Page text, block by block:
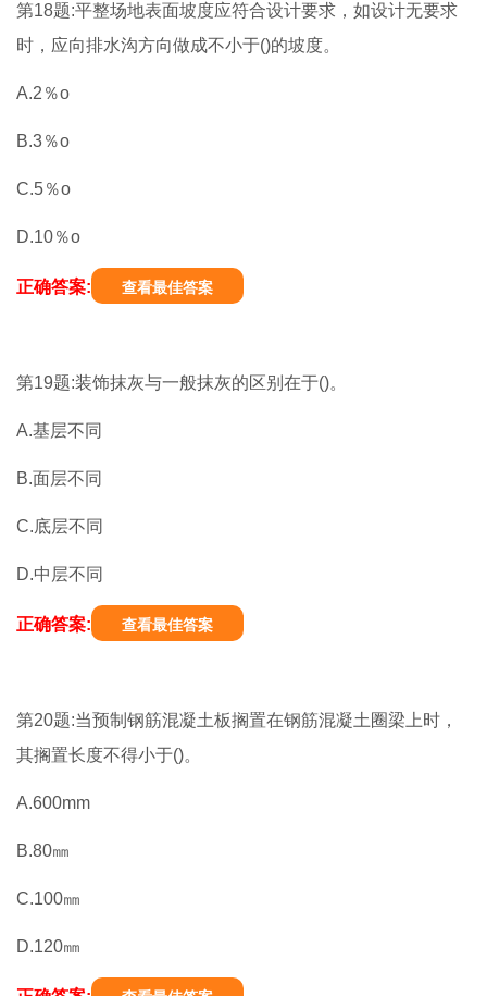
第18题:平整场地表面坡度应符合设计要求，如设计无要求
时，应向排水沟方向做成不小于()的坡度。
A.2％o
B.3％o
C.5％o
D.10％o
正确答案: 查看最佳答案
第19题:装饰抹灰与一般抹灰的区别在于()。
A.基层不同
B.面层不同
C.底层不同
D.中层不同
正确答案: 查看最佳答案
第20题:当预制钢筋混凝土板搁置在钢筋混凝土圈梁上时，
其搁置长度不得小于()。
A.600mm
B.80㎜
C.100㎜
D.120㎜